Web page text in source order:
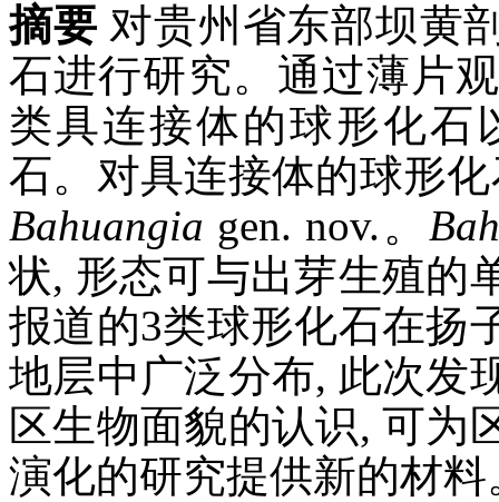
摘要 对贵州省东部坝黄
石进行研究。通过薄片
类具连接体的球形化石
石。对具连接体的球形
Bahuangia gen. nov.。
状, 形态可与出芽生殖的
报道的3类球形化石在扬
地层中广泛分布, 此次发
区生物面貌的认识, 可为
演化的研究提供新的材料